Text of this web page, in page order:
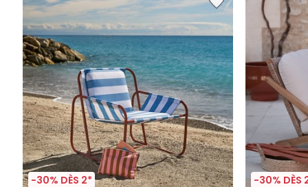
-30% DÈS 2* -30% DÈS